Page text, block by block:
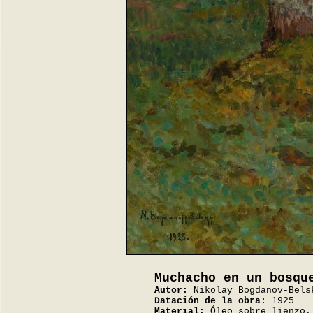
Muchacho en un
Autor:
Nikolay Bogdanov-
Datación de la obra:
1925